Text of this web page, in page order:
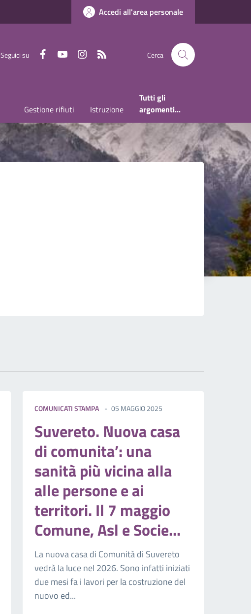
Accedi all'area personale
Seguici su FaceboookYoutubeInstagram Cerca
Gestione rifiuti Istruzione
Tutti gli
argomenti...
COMUNICATI STAMPA 05 MAGGIO 2025
Suvereto. Nuova casa
di comunita’: una
sanità più vicina alla
alle persone e ai
territori. Il 7 maggio
Comune, Asl e Socie...
La nuova casa di Comunità di Suvereto
vedrà la luce nel 2026. Sono infatti iniziati
due mesi fa i lavori per la costruzione del
nuovo ed...